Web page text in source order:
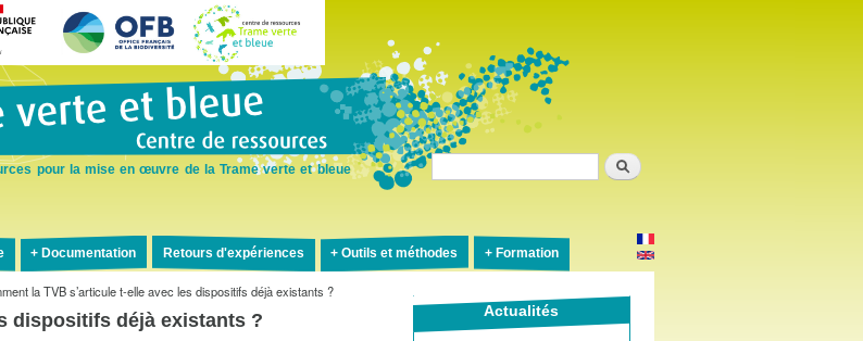
au
contenu
pour la mise en œuvre de la Trame verte et bleue
Documentation Retours d'expériences Outils et méthodes Formation
la TVB s’articule t-elle avec les dispositifs déjà existants ?
dispositifs déjà existants ? Actualités